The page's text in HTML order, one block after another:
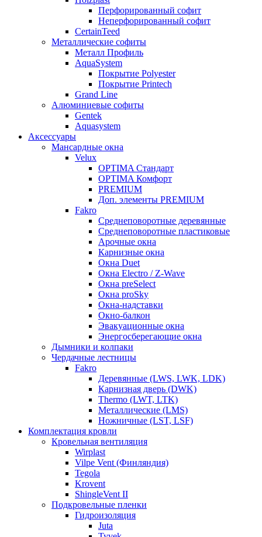
Перфорированный софит
Неперфорированный софит
CertainTeed
Металлические софиты
Металл Профиль
AquaSystem
Покрытие Polyester
Покрытие Printech
Grand Line
Алюминиевые софиты
Gentek
Aquasystem
Аксессуары
Мансардные окна
Velux
OPTIMA Стандарт
OPTIMA Комфорт
PREMIUM
Доп. элементы PREMIUM
Fakro
Cреднеповоротные деревянные
Cреднеповоротные пластиковые
Арочные окна
Карнизные окна
Окна Duet
Окна Electro / Z-Wave
Окна preSelect
Окна proSky
Окна-надставки
Окно-балкон
Эвакуационные окна
Энергосберегающие окна
Дымники и колпаки
Чердачные лестницы
Fakro
Деревянные (LWS, LWK, LDK)
Карнизная дверь (DWK)
Thermo (LWT, LTK)
Металлические (LMS)
Ножничные (LST, LSF)
Комплектация кровли
Кровельная вентиляция
Wirplast
Vilpe Vent (Финляндия)
Tegola
Krovent
ShingleVent II
Подкровельные пленки
Гидроизоляция
Juta